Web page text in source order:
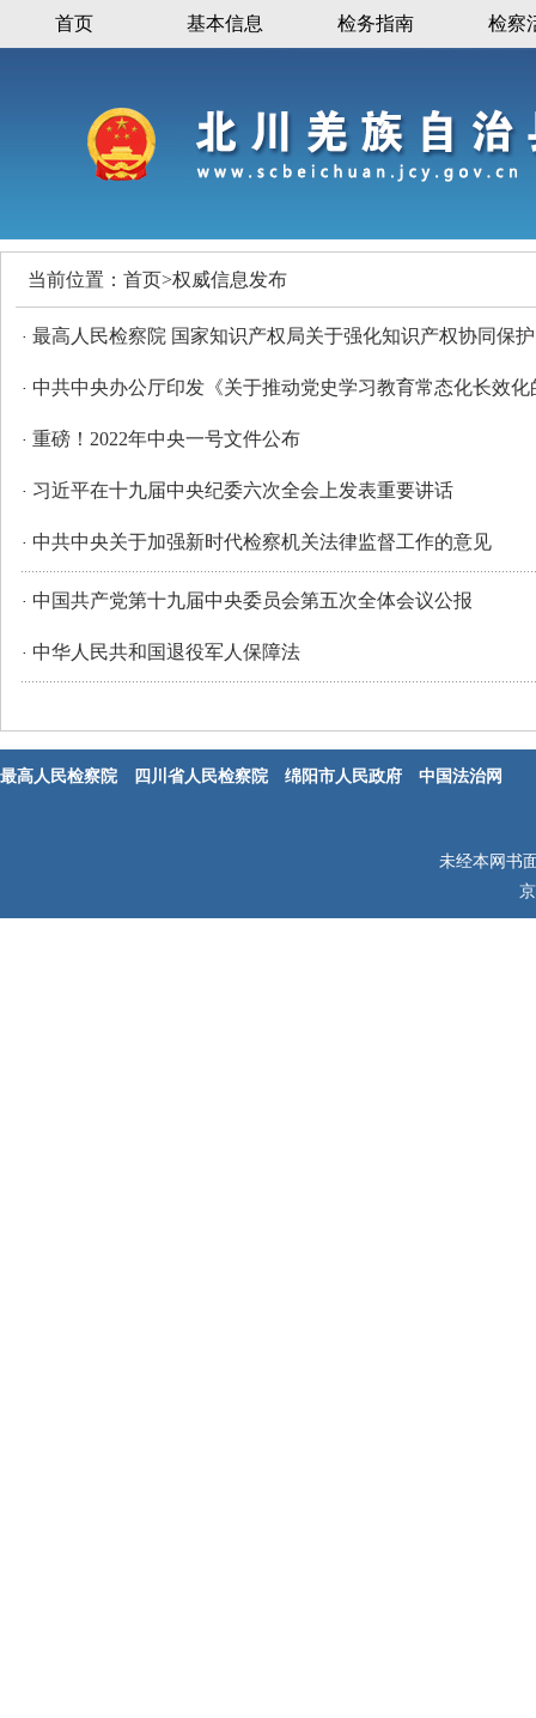
首页 基本信息 检务指南 检察
当前位置： 首页>权威信息发布
· 最高人民检察院 国家知识产权局关于强化知识产权协同保
· 中共中央办公厅印发《关于推动党史学习教育常态化长效化
· 重磅！2022年中央一号文件公布
· 习近平在十九届中央纪委六次全会上发表重要讲话
· 中共中央关于加强新时代检察机关法律监督工作的意见
· 中国共产党第十九届中央委员会第五次全体会议公报
· 中华人民共和国退役军人保障法
最高人民检察院 四川省人民检察院 绵阳市人民政府 中国法治网
未经本网书